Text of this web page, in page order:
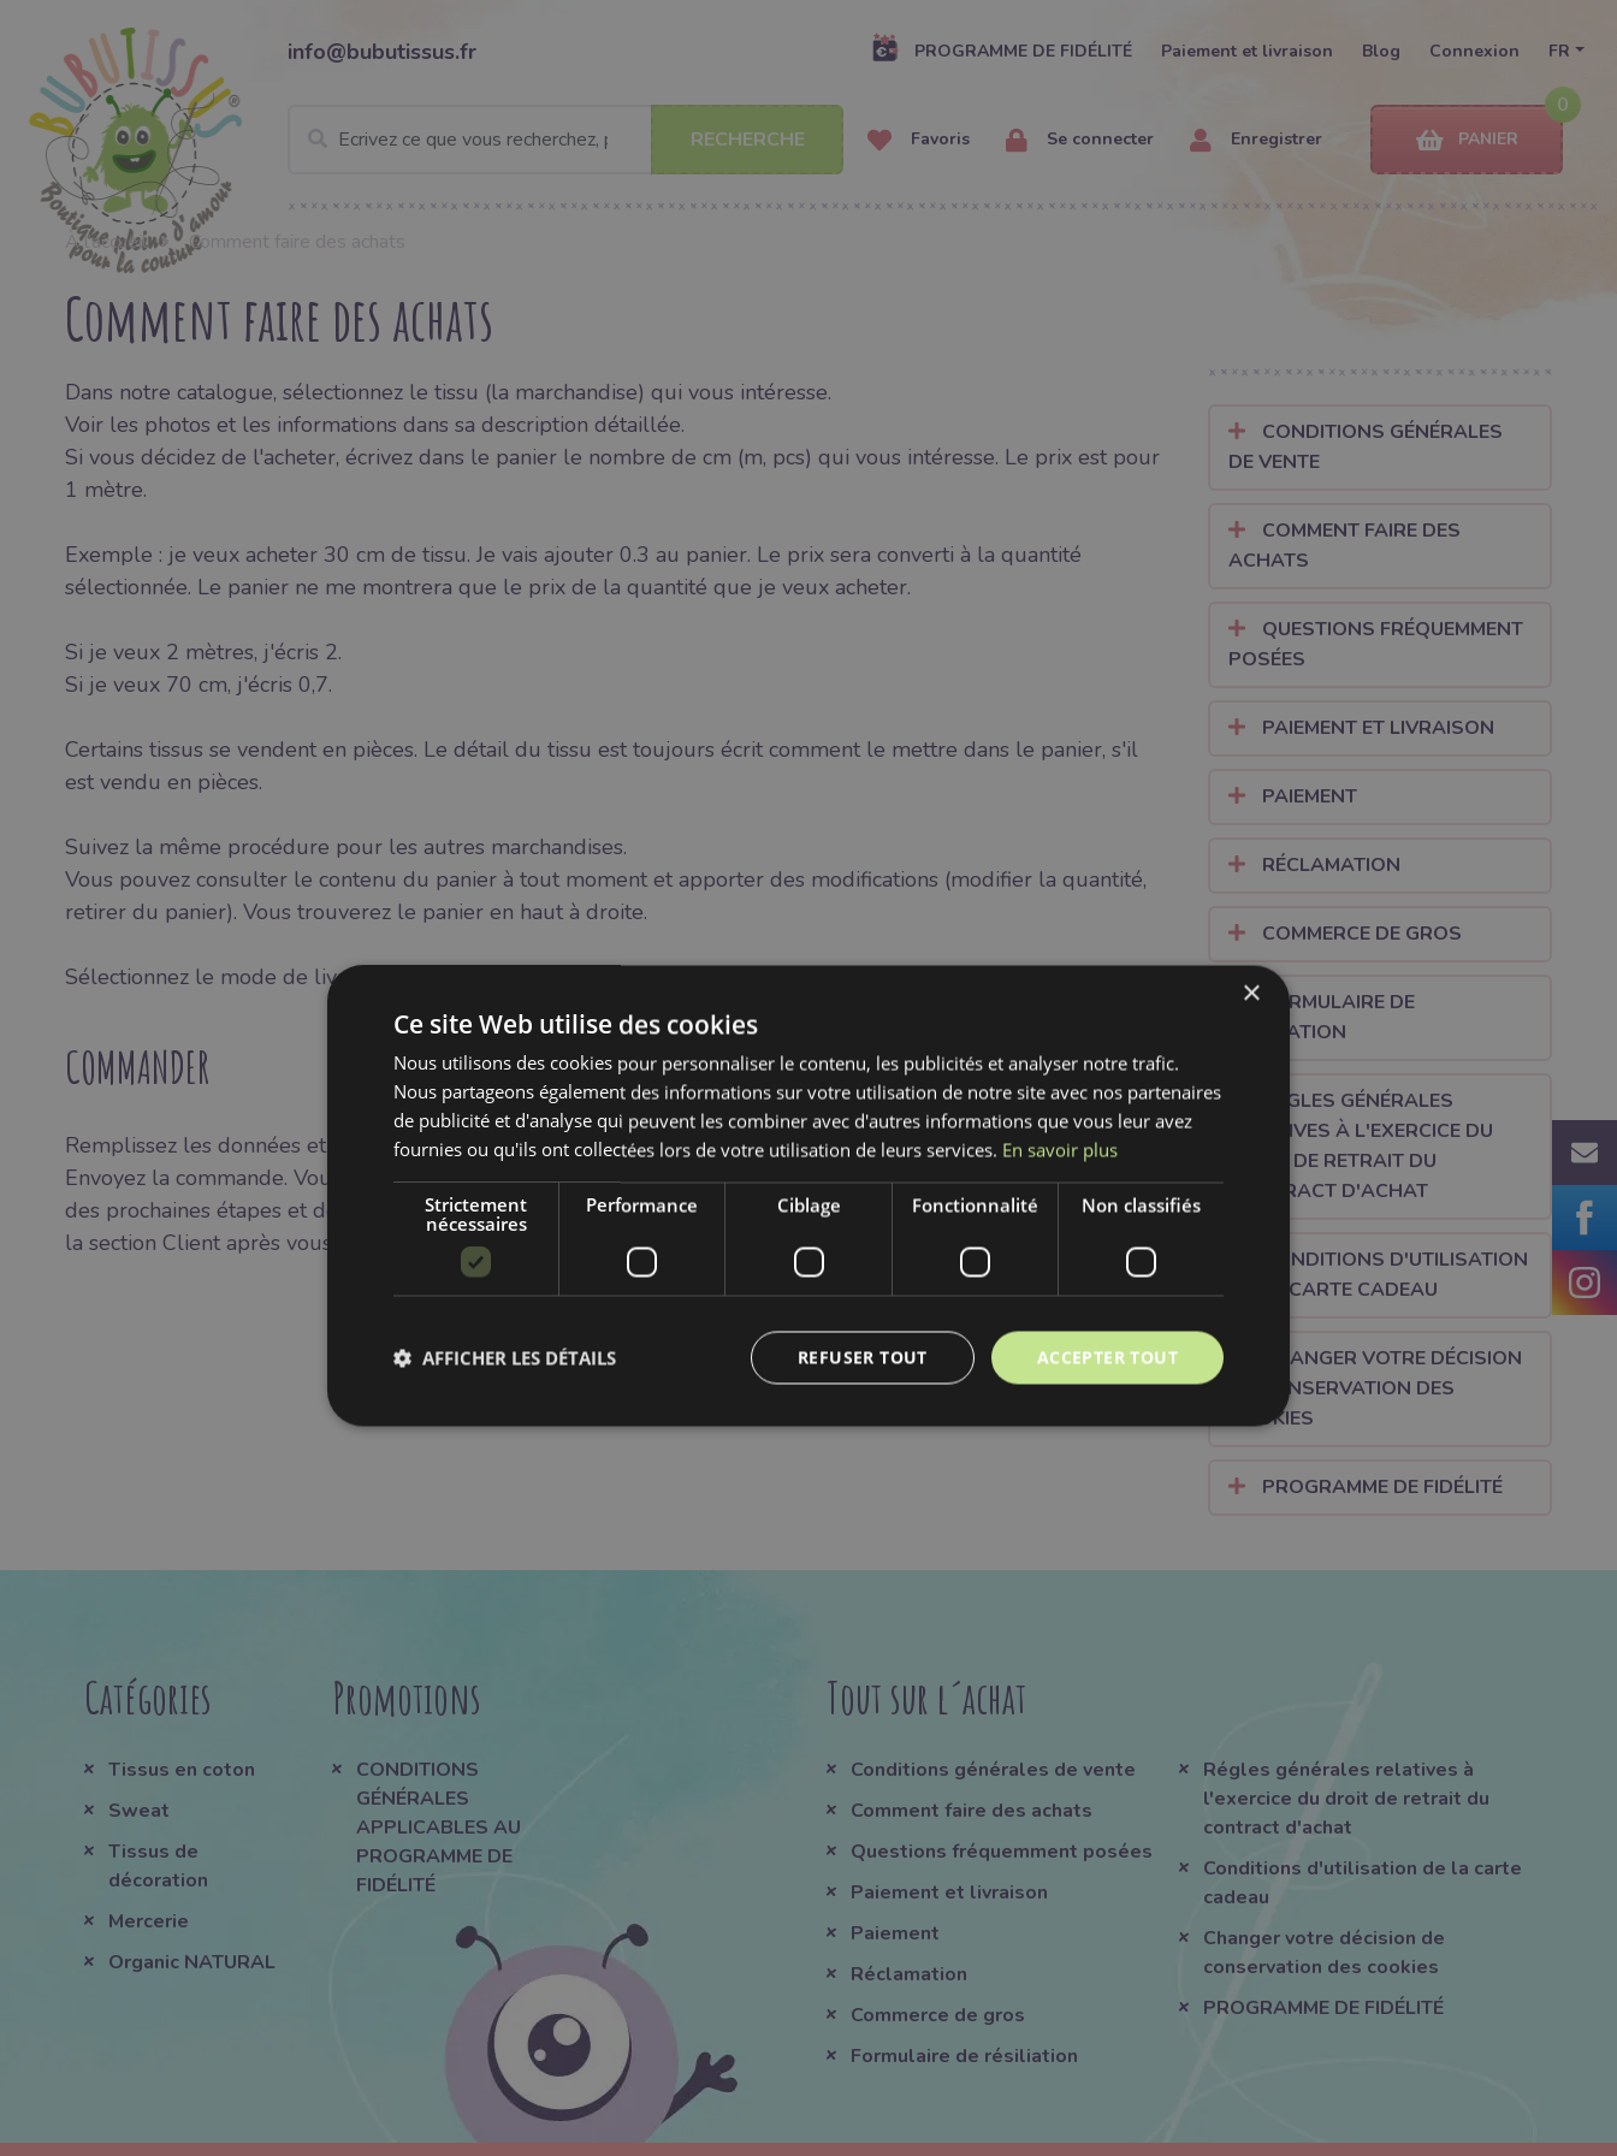
info@bubutissus.fr PROGRAMME DE FIDÉLITÉ Paiement et livraison Blog Connexion FR
RECHERCHE Favoris Se connecter Enregistrer
0
PANIER
À l'accueil Comment faire des achats
Comment faire des achats
Dans notre catalogue, sélectionnez le tissu (la marchandise) qui vous intéresse.
Voir les photos et les informations dans sa description détaillée.
Si vous décidez de l'acheter, écrivez dans le panier le nombre de cm (m, pcs) qui vous intéresse. Le prix est pour
1 mètre.
Exemple : je veux acheter 30 cm de tissu. Je vais ajouter 0.3 au panier. Le prix sera converti à la quantité
sélectionnée. Le panier ne me montrera que le prix de la quantité que je veux acheter.
Si je veux 2 mètres, j'écris 2.
Si je veux 70 cm, j'écris 0,7.
Certains tissus se vendent en pièces. Le détail du tissu est toujours écrit comment le mettre dans le panier, s'il
est vendu en pièces.
Suivez la même procédure pour les autres marchandises.
Vous pouvez consulter le contenu du panier à tout moment et apporter des modifications (modifier la quantité,
retirer du panier). Vous trouverez le panier en haut à droite.
Sélectionnez le mode de livraison. Sélectionnez le moyen de paiement.
COMMANDER
Remplissez les données et n'oubliez pas de confirmer J'accepte les termes et conditions.
Envoyez la commande. Vous recevrez un e-mail de confirmation dans quelques minutes. Nous Vous informerons
des prochaines étapes et de l'état de la commande. Vous pouvez également suivre l'état de la commande dans
la section Client après vous être connecté.
CONDITIONS GÉNÉRALES
DE VENTE
COMMENT FAIRE DES
ACHATS
QUESTIONS FRÉQUEMMENT
POSÉES
PAIEMENT ET LIVRAISON
PAIEMENT
RÉCLAMATION
COMMERCE DE GROS
FORMULAIRE DE
RÉSILIATION
RÉGLES GÉNÉRALES
RELATIVES À L'EXERCICE DU
DROIT DE RETRAIT DU
CONTRACT D'ACHAT
CONDITIONS D'UTILISATION
DE LA CARTE CADEAU
CHANGER VOTRE DÉCISION
DE CONSERVATION DES
COOKIES
PROGRAMME DE FIDÉLITÉ
Catégories
Tissus en coton
Sweat
Tissus de
décoration
Mercerie
Organic NATURAL
Promotions
CONDITIONS
GÉNÉRALES
APPLICABLES AU
PROGRAMME DE
FIDÉLITÉ
Tout sur l´achat
Conditions générales de vente
Comment faire des achats
Questions fréquemment posées
Paiement et livraison
Paiement
Réclamation
Commerce de gros
Formulaire de résiliation
Régles générales relatives à
l'exercice du droit de retrait du
contract d'achat
Conditions d'utilisation de la carte
cadeau
Changer votre décision de
conservation des cookies
PROGRAMME DE FIDÉLITÉ
×
Ce site Web utilise des cookies
Nous utilisons des cookies pour personnaliser le contenu, les publicités et analyser notre trafic.
Nous partageons également des informations sur votre utilisation de notre site avec nos partenaires
de publicité et d'analyse qui peuvent les combiner avec d'autres informations que vous leur avez
fournies ou qu'ils ont collectées lors de votre utilisation de leurs services. En savoir plus
Strictement
nécessaires
Performance Ciblage Fonctionnalité Non classifiés
ACCEPTER TOUT
REFUSER TOUT
AFFICHER LES DÉTAILS